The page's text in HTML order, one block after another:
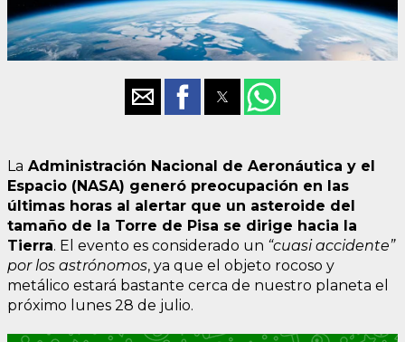
La Administración Nacional de Aeronáutica y el
Espacio (NASA) generó preocupación en las
últimas horas al alertar que un asteroide del
tamaño de la Torre de Pisa se dirige hacia la
Tierra. El evento es considerado un “cuasi accidente”
por los astrónomos, ya que el objeto rocoso y
metálico estará bastante cerca de nuestro planeta el
próximo lunes 28 de julio.